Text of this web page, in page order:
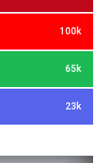
100k
65k
23k